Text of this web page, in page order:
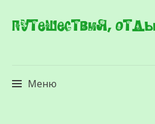
Путешествия,
Меню